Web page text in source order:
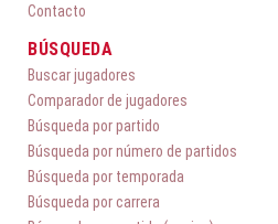
Contacto
BÚSQUEDA
Buscar jugadores
Comparador de jugadores
Búsqueda por partido
Búsqueda por número de partidos
Búsqueda por temporada
Búsqueda por carrera